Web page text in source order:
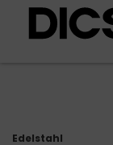
Edelstahl